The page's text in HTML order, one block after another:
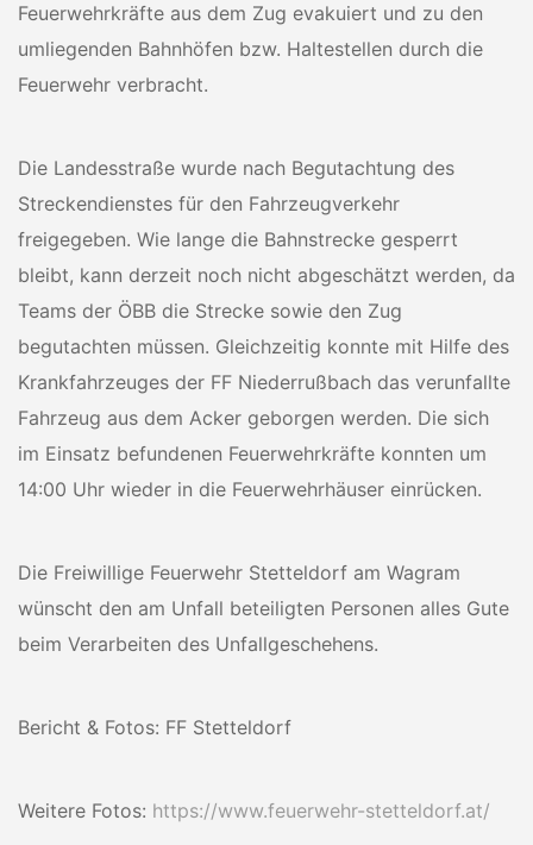
Feuerwehrkräfte aus dem Zug evakuiert und zu den
umliegenden Bahnhöfen bzw. Haltestellen durch die
Feuerwehr verbracht.
Die Landesstraße wurde nach Begutachtung des
Streckendienstes für den Fahrzeugverkehr
freigegeben. Wie lange die Bahnstrecke gesperrt
bleibt, kann derzeit noch nicht abgeschätzt werden, da
Teams der ÖBB die Strecke sowie den Zug
begutachten müssen. Gleichzeitig konnte mit Hilfe des
Krankfahrzeuges der FF Niederrußbach das verunfallte
Fahrzeug aus dem Acker geborgen werden. Die sich
im Einsatz befundenen Feuerwehrkräfte konnten um
14:00 Uhr wieder in die Feuerwehrhäuser einrücken.
Die Freiwillige Feuerwehr Stetteldorf am Wagram
wünscht den am Unfall beteiligten Personen alles Gute
beim Verarbeiten des Unfallgeschehens.
Bericht & Fotos: FF Stetteldorf
Weitere Fotos: https://www.feuerwehr-stetteldorf.at/